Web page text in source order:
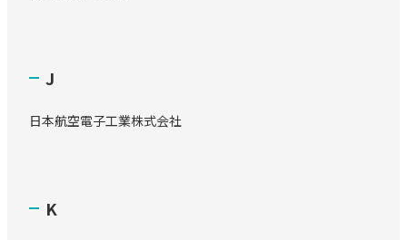
J
日本航空電子工業株式会社
K